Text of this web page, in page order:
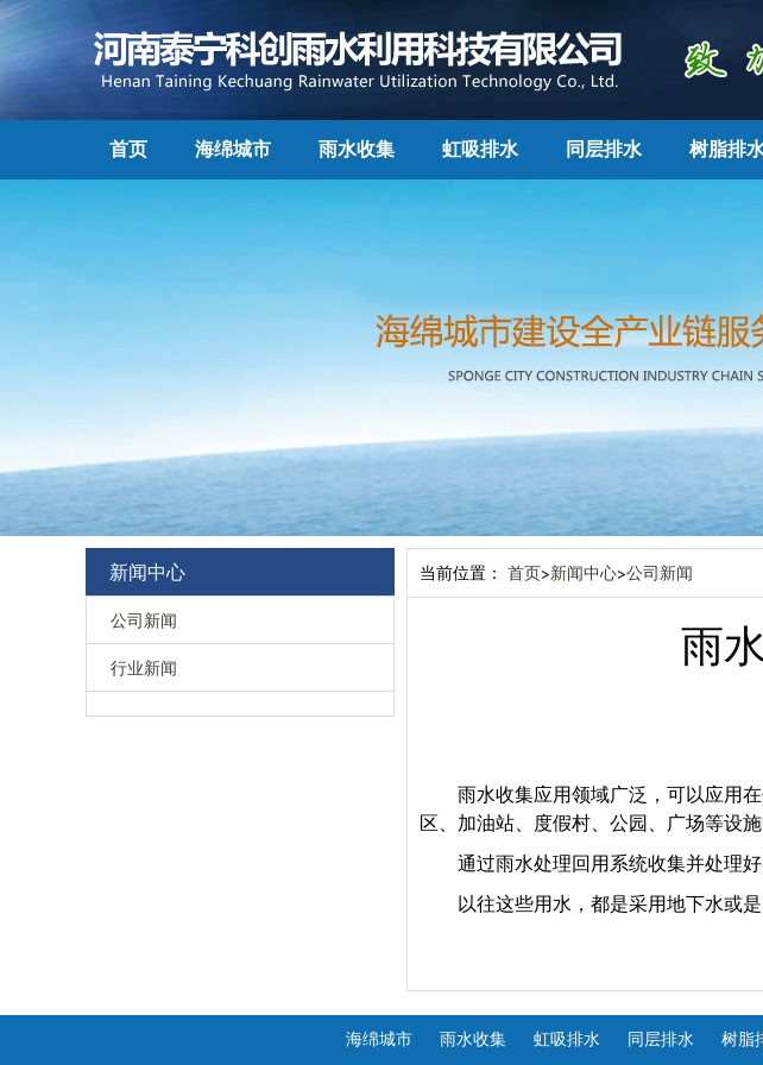
首页 海绵城市 雨水收集 虹吸排水 同层排水 树脂排
新闻中心
公司新闻
行业新闻
当前位置： 首页>新闻中心>公司新闻
雨
雨水收集应用领域广泛，可以应用
区、加油站、度假村、公园、广场等设
通过雨水处理回用系统收集并处理
以往这些用水，都是采用地下水或
海绵城市 雨水收集 虹吸排水 同层排水 树脂